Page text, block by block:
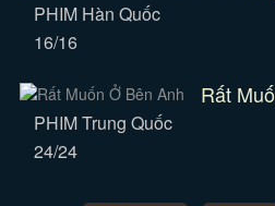
PHIM Hàn Quốc
16/16
Rất
PHIM Trung Quốc
24/24